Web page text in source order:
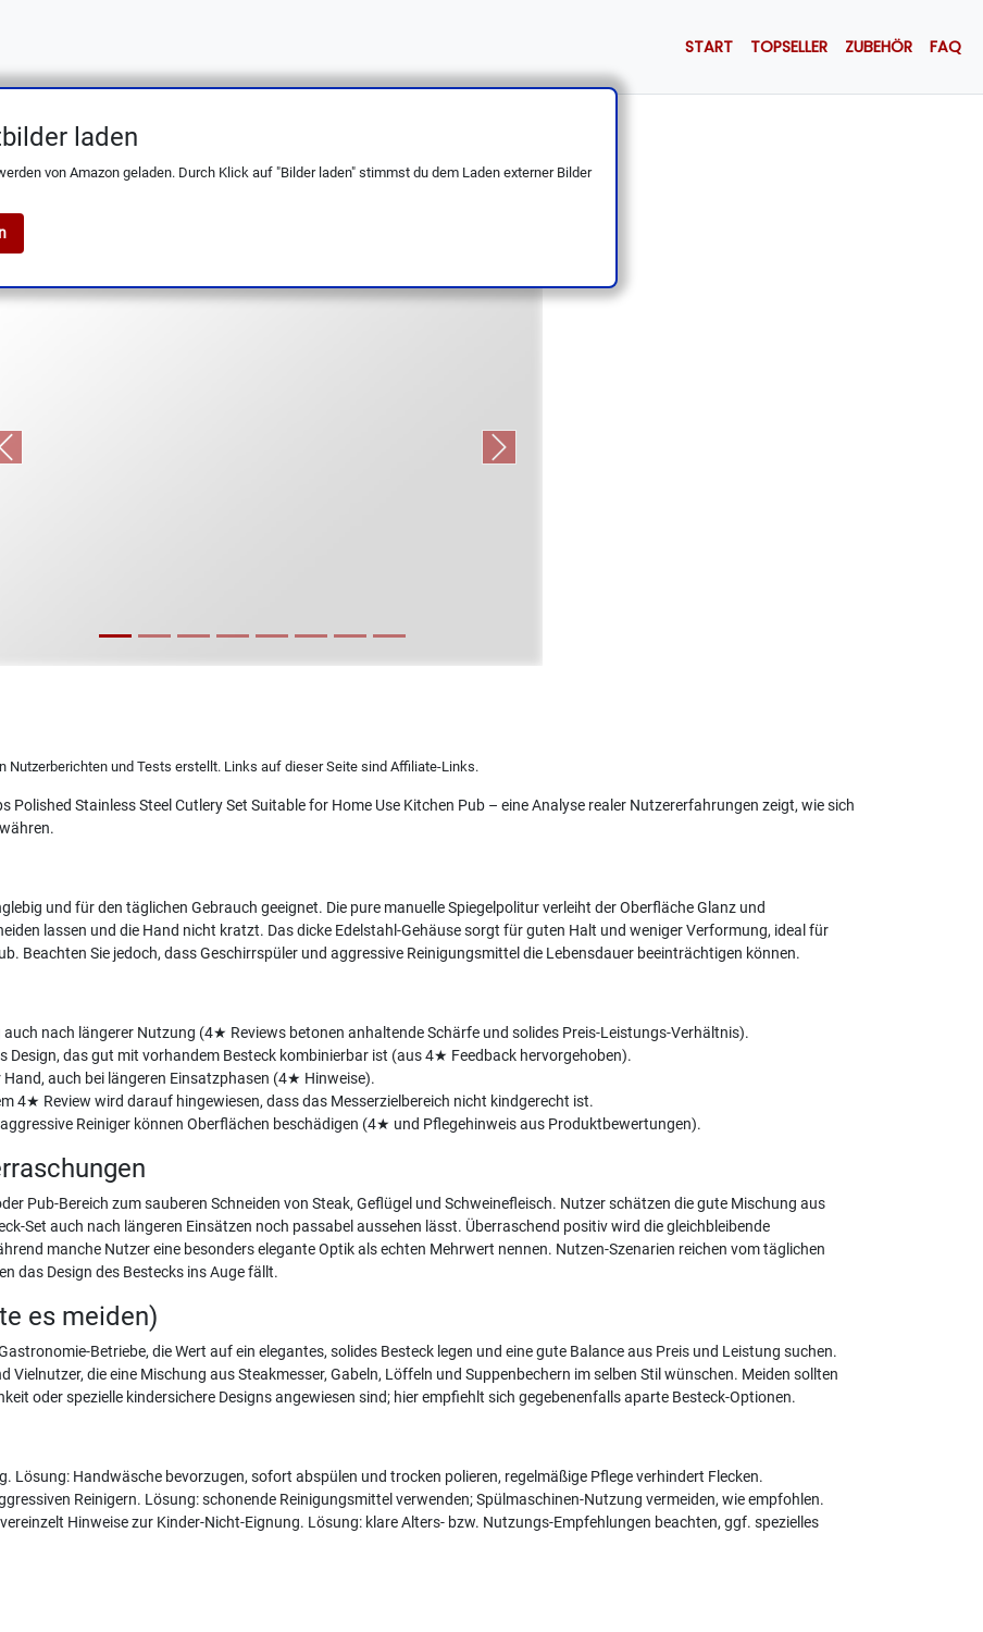
laden
von Amazon geladen. Durch Klick auf "Bilder laden" stimmst du dem Laden externer Bilder
START TOPSELLER ZUBEHÖR FAQ
Edelstahl-Besteck-Set: Messer, Gabeln, Löffel
Previous Next
Nutzerberichten und Tests erstellt. Links auf dieser Seite sind Affiliate-Links.
Polished Stainless Steel Cutlery Set Suitable for Home Use Kitchen Pub – eine Analyse realer Nutzererfahrungen zeigt, wie sich
und für den täglichen Gebrauch geeignet. Die pure manuelle Spiegelpolitur verleiht der Oberfläche Glanz und
lassen und die Hand nicht kratzt. Das dicke Edelstahl-Gehäuse sorgt für guten Halt und weniger Verformung, ideal für
Beachten Sie jedoch, dass Geschirrspüler und aggressive Reinigungsmittel die Lebensdauer beeinträchtigen können.
auch nach längerer Nutzung (4★ Reviews betonen anhaltende Schärfe und solides Preis-Leistungs-Verhältnis).
Design, das gut mit vorhandem Besteck kombinierbar ist (aus 4★ Feedback hervorgehoben).
auch bei längeren Einsatzphasen (4★ Hinweise).
4★ Review wird darauf hingewiesen, dass das Messerzielbereich nicht kindgerecht ist.
Reiniger können Oberflächen beschädigen (4★ und Pflegehinweis aus Produktbewertungen).
Pub-Bereich zum sauberen Schneiden von Steak, Geflügel und Schweinefleisch. Nutzer schätzen die gute Mischung aus
Set auch nach längeren Einsätzen noch passabel aussehen lässt. Überraschend positiv wird die gleichbleibende
manche Nutzer eine besonders elegante Optik als echten Mehrwert nennen. Nutzen-Szenarien reichen vom täglichen
das Design des Bestecks ins Auge fällt.
es meiden)
Betriebe, die Wert auf ein elegantes, solides Besteck legen und eine gute Balance aus Preis und Leistung suchen.
Vielnutzer, die eine Mischung aus Steakmesser, Gabeln, Löffeln und Suppenbechern im selben Stil wünschen. Meiden sollten
oder spezielle kindersichere Designs angewiesen sind; hier empfiehlt sich gegebenenfalls aparte Besteck-Optionen.
Lösung: Handwäsche bevorzugen, sofort abspülen und trocken polieren, regelmäßige Pflege verhindert Flecken.
Reinigern. Lösung: schonende Reinigungsmittel verwenden; Spülmaschinen-Nutzung vermeiden, wie empfohlen.
Hinweise zur Kinder-Nicht-Eignung. Lösung: klare Alters- bzw. Nutzungs-Empfehlungen beachten, ggf. spezielles